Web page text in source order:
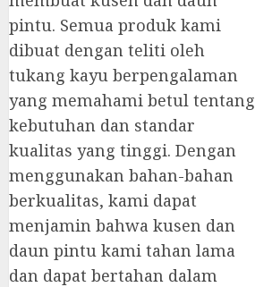
pintu. Semua produk kami
dibuat dengan teliti oleh
tukang kayu berpengalaman
yang memahami betul tentang
kebutuhan dan standar
kualitas yang tinggi. Dengan
menggunakan bahan-bahan
berkualitas, kami dapat
menjamin bahwa kusen dan
daun pintu kami tahan lama
dan dapat bertahan dalam